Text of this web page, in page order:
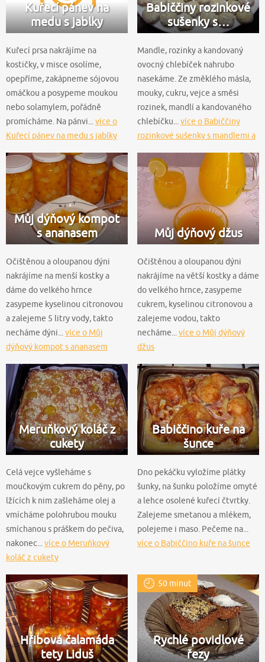
Kuřecí pánev na
medu s jablky
Kuřecí prsa nakrájíme na
kostičky, v misce osolíme,
opepříme, zakápneme sójovou
omáčkou a posypeme moukou
nebo solamylem, pořádně
promícháme. Na pánvi...více o
Kuřecí pánev na medu s jablky
Babiččiny rozinkové
sušenky s…
Mandle, rozinky a kandovaný
ovocný chlebíček nahrubo
nasekáme. Ze změklého másla,
mouky, cukru, vejce a směsi
rozinek, mandlí a kandovaného
chlebíčku...více o Babiččiny
rozinkové sušenky s mandlemi a
Můj dýňový kompot
s ananasem
Očištěnou a oloupanou dýni
nakrájíme na menší kostky a
dáme do velkého hrnce
zasypeme kyselinou citronovou
a zalejeme 5 litry vody, takto
necháme dýni... více o Můj
dýňový kompot s ananasem
Můj dýňový džus
Očištěnou a oloupanou dýni
nakrájíme na větší kostky a dáme
do velkého hrnce, zasypeme
cukrem, kyselinou citronovou a
zalejeme vodou, takto
necháme... více o Můj dýňový
džus
Meruňkový koláč z
cukety
Celá vejce vyšleháme s
moučkovým cukrem do pěny, po
lžících k nim zašleháme olej a
vmícháme polohrubou mouku
smíchanou s práškem do pečiva,
nakonec... více o Meruňkový
koláč z cukety
Babiččino kuře na
šunce
Dno pekáčku vyložíme plátky
šunky, na šunku položíme omyté
a lehce osolené kuřecí čtvrtky.
Zalejeme smetanou a mlékem,
polejeme i maso. Pečeme na...
více o Babiččino kuře na šunce
Hřibová čalamáda
tety Liduš
50 minut
Rychlé povidlové
řezy